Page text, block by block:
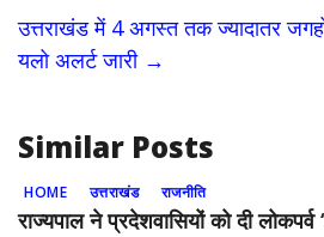
o
k
n
उत्तराखंड में 4 अगस्त तक ज्यादातर
यलो अलर्ट जारी →
Similar Posts
HOME उत्तराखंड राजनीति
राज्यपाल ने प्रदेशवासियों को दी लोकपर्व